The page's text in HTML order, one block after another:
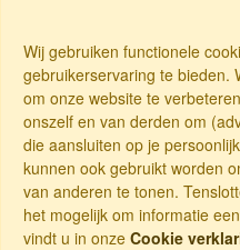
Wij gebruiken functionele
gebruikerservaring te bieden.
om onze website te
onszelf en van derden om
die aansluiten op je
kunnen ook gebruikt worden
van anderen te tonen.
het mogelijk om informatie
vindt u in onze Cookie